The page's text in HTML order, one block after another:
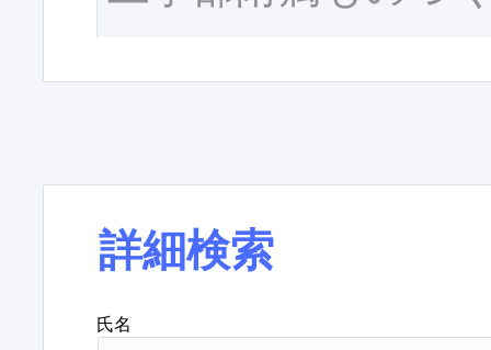
詳細検索
氏名